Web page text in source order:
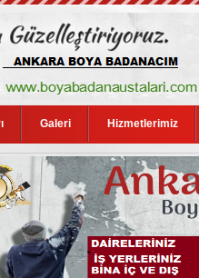
Galeri Hizmetlerimiz